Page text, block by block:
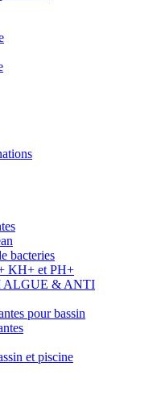
bacteries
KH+ et PH+
ALGUE & ANTI
pour bassin
et piscine